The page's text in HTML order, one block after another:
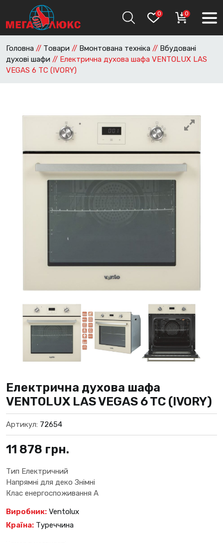
0 0
Головна // Товари // Вмонтована техніка // Вбудовані
духові шафи // Електрична духова шафа VENTOLUX LAS
VEGAS 6 TC (IVORY)
Електрична духова шафа
VENTOLUX LAS VEGAS 6 TC (IVORY)
Артикул: 72654
11 878 грн.
Тип Електричний
Напрямні для деко Знімні
Клас енергоспоживання А
Виробник: Ventolux
Країна: Туреччина